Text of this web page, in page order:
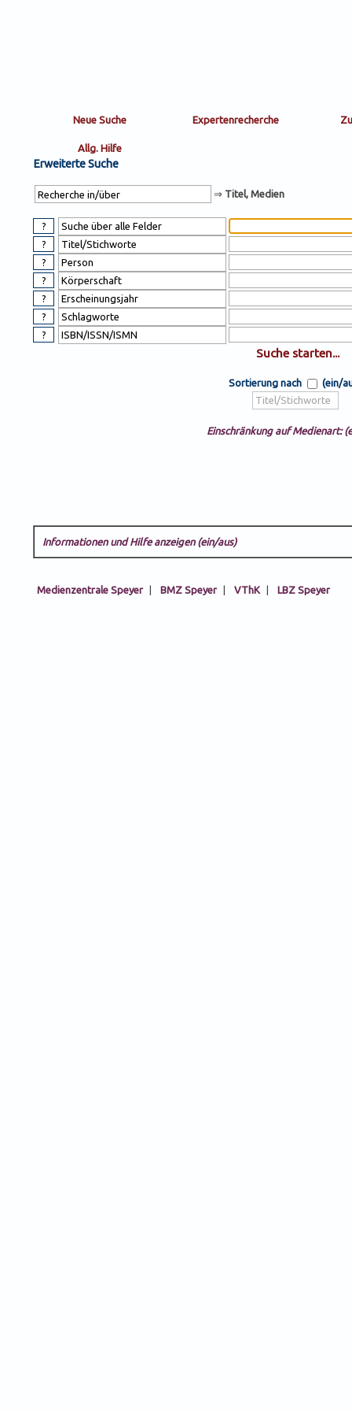
Erweiterte Suche
⇒ Titel, Medien
Sortierung nach (ein/
Einschränkung auf Medienart:
Informationen und Hilfe anzeigen (ein/aus)
Medienzentrale Speyer | BMZ Speyer | VThK | LBZ Speyer